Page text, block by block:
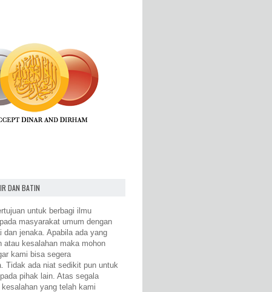
DAN BATIN
untuk berbagi ilmu
masyarakat umum dengan
dan jenaka. Apabila ada yang
atau kesalahan maka mohon
kami bisa segera
Tidak ada niat sedikit pun untuk
pihak lain. Atas segala
kesalahan yang telah kami